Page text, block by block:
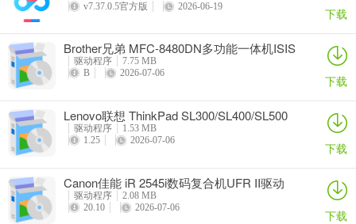
v7.37.0.5官方版
2026-06-19 下载
Brother兄弟 MFC-8480DN多功能一体机ISIS
驱动
驱动程序
7.75 MB
B
2026-07-06 下载
Lenovo联想 ThinkPad SL300/SL400/SL500
笔记本BIOS
驱动程序
1.53 MB
1.25
2026-07-06 下载
Canon佳能 iR 2545i数码复合机UFR II驱动
驱动程序
2.08 MB
20.10
2026-07-06 下载